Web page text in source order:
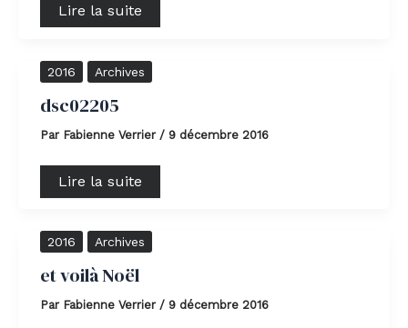
Lire la suite
2016 Archives
dsc02205
Par Fabienne Verrier / 9 décembre 2016
dsc02205
Lire la suite
2016 Archives
et voilà Noël
Par Fabienne Verrier / 9 décembre 2016
et
voilà
Noël